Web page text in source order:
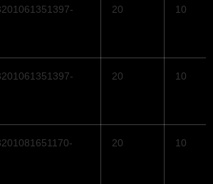
20 10
20 10
20 10